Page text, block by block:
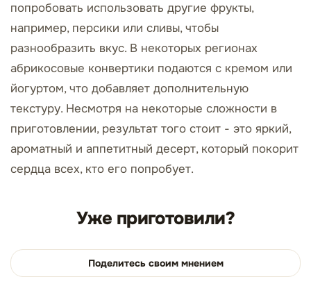
попробовать использовать другие фрукты,
например, персики или сливы, чтобы
разнообразить вкус. В некоторых регионах
абрикосовые конвертики подаются с кремом или
йогуртом, что добавляет дополнительную
текстуру. Несмотря на некоторые сложности в
приготовлении, результат того стоит - это яркий,
ароматный и аппетитный десерт, который покорит
сердца всех, кто его попробует.
Уже приготовили?
Поделитесь своим мнением